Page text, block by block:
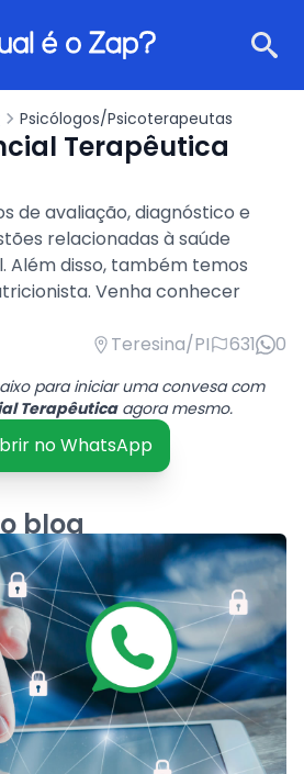
é o Zap?
Psicólogos/Psicoterapeutas
Terapêutica
de avaliação, diagnóstico e
relacionadas à saúde
Além disso, também temos
Venha conhecer
Teresina/PI
631 0
para iniciar uma convesa com
Terapêuticaagora mesmo.
no WhatsApp
blog